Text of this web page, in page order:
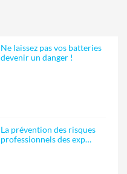
Ne laissez pas vos batteries
devenir un danger !
La prévention des risques
professionnels des exp…